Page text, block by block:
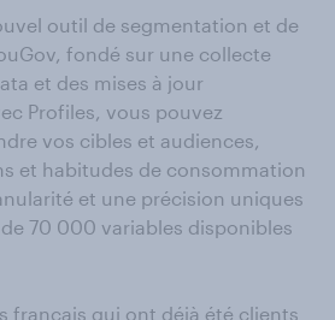
outil de segmentation et de
fondé sur une collecte
et des mises à jour
Profiles, vous pouvez
vos cibles et audiences,
et habitudes de consommation
et une précision uniques
70 000 variables disponibles
français qui ont déjà été clients